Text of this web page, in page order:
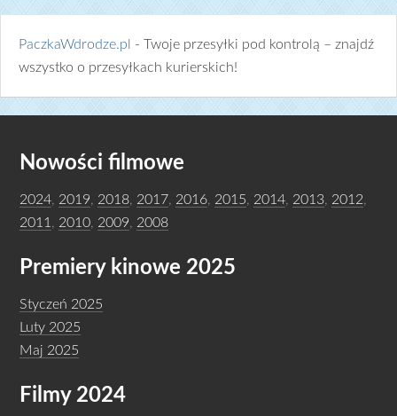
PaczkaWdrodze.pl
- Twoje przesyłki pod kontrolą – znajdź
wszystko o przesyłkach kurierskich!
Nowości filmowe
2024 2019 2018 2017 2016 2015 2014 2013 2012
2011
2010 2009 2008
Premiery kinowe 2025
Styczeń 2025
Luty 2025
Maj 2025
Filmy 2024